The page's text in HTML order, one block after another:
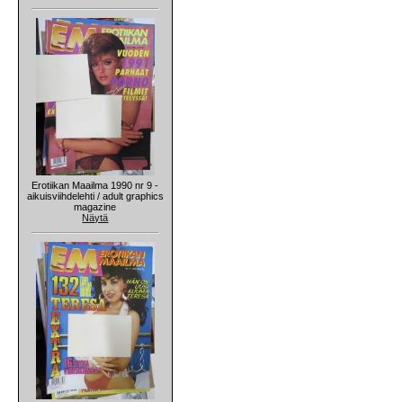
Erotiikan Maailma 1990 nr 9 -
aikuisviihdelehti / adult graphics
magazine
Näytä